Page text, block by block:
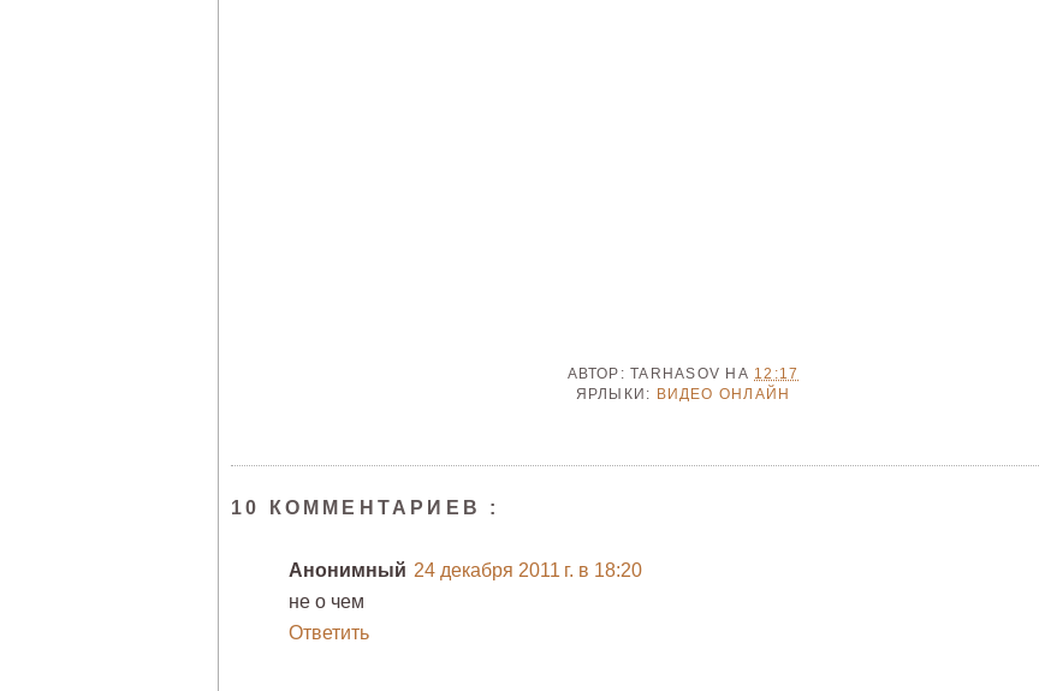
АВТОР:TARHASOV НА 12:17
ЯРЛЫКИ: ВИДЕО ОНЛАЙН
10 КОММЕНТАРИЕВ :
Анонимный 24 декабря 2011 г. в 18:20
не о чем
Ответить